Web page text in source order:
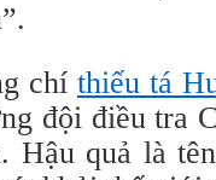
chí thiếu tá
đội điều tra
Hậu quả là